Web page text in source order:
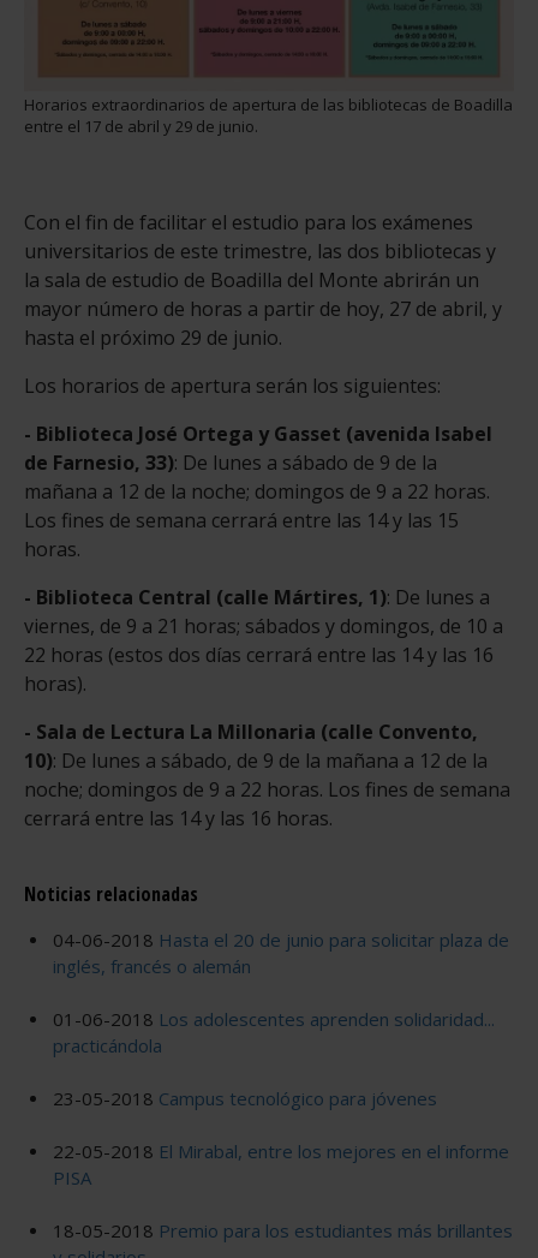
Horarios extraordinarios de apertura de las bibliotecas de Boadilla
entre el 17 de abril y 29 de junio.
Con el fin de facilitar el estudio para los exámenes
universitarios de este trimestre, las dos bibliotecas y
la sala de estudio de Boadilla del Monte abrirán un
mayor número de horas a partir de hoy, 27 de abril, y
hasta el próximo 29 de junio.
Los horarios de apertura serán los siguientes:
- Biblioteca José Ortega y Gasset (avenida Isabel
de Farnesio, 33): De lunes a sábado de 9 de la
mañana a 12 de la noche; domingos de 9 a 22 horas.
Los fines de semana cerrará entre las 14 y las 15
horas.
- Biblioteca Central (calle Mártires, 1): De lunes a
viernes, de 9 a 21 horas; sábados y domingos, de 10 a
22 horas (estos dos días cerrará entre las 14 y las 16
horas).
- Sala de Lectura La Millonaria (calle Convento,
10): De lunes a sábado, de 9 de la mañana a 12 de la
noche; domingos de 9 a 22 horas. Los fines de semana
cerrará entre las 14 y las 16 horas.
Noticias relacionadas
04-06-2018 Hasta el 20 de junio para solicitar plaza de
inglés, francés o alemán
01-06-2018 Los adolescentes aprenden solidaridad...
practicándola
23-05-2018 Campus tecnológico para jóvenes
22-05-2018 El Mirabal, entre los mejores en el informe
PISA
18-05-2018 Premio para los estudiantes más brillantes